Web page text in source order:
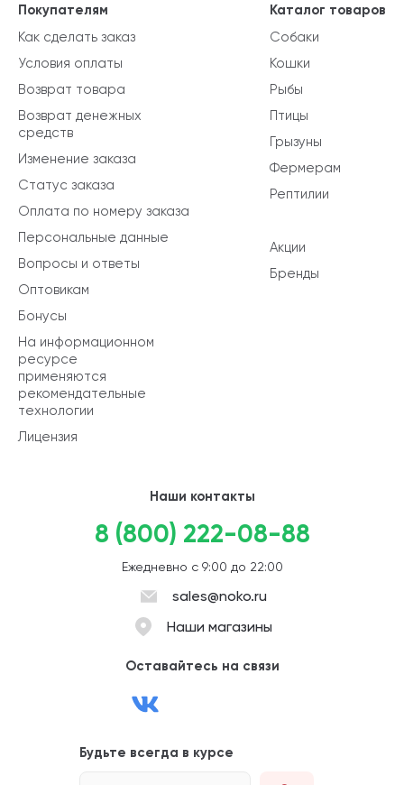
Каталог товаров
Собаки
Кошки
Рыбы
Птицы
Грызуны
Фермерам
Рептилии
Акции
Бренды
Покупателям
Как сделать заказ
Условия оплаты
Возврат товара
Возврат денежных
средств
Изменение заказа
Статус заказа
Оплата по номеру заказа
Персональные данные
Вопросы и ответы
Оптовикам
Бонусы
На информационном
ресурсе
применяются
рекомендательные
технологии
Лицензия
Наши контакты
8 (800) 222-08-88
Ежедневно с 9:00 до 22:00
sales@noko.ru
Наши магазины
Оставайтесь на связи
Будьте всегда в курсе